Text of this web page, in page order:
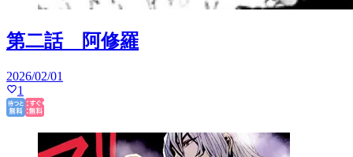
第二話 阿修羅
2026/02/01
1